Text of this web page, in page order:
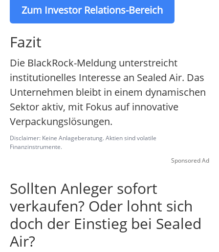
Zum Investor Relations-Bereich
Fazit
Die BlackRock-Meldung unterstreicht
institutionelles Interesse an Sealed Air. Das
Unternehmen bleibt in einem dynamischen
Sektor aktiv, mit Fokus auf innovative
Verpackungslösungen.
Disclaimer: Keine Anlageberatung. Aktien sind volatile
Finanzinstrumente.
Sponsored Ad
Sollten Anleger sofort
verkaufen? Oder lohnt sich
doch der Einstieg bei Sealed
Air?